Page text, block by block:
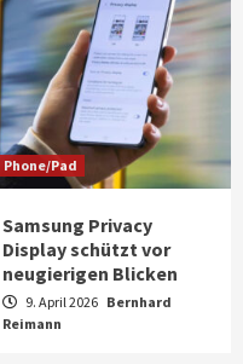
Phone/Pad
Samsung Privacy
Display schützt vor
neugierigen Blicken
9. April 2026 Bernhard
Reimann